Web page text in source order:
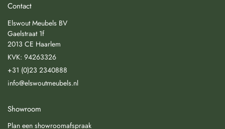
Contact
Elswout Meubels BV
Gaelstraat 1f
2013 CE Haarlem
KVK: 94263326
+31 (0)23 2340888
info@elswoutmeubels.nl
Showroom
Plan een showroomafspraak